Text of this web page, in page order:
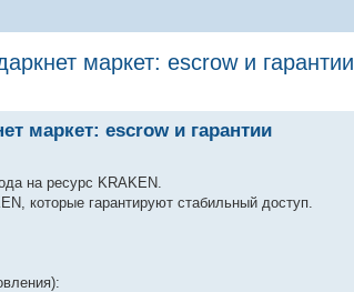
маркет: escrow и гарантии
маркет: escrow и гарантии
на ресурс KRAKEN.
которые гарантируют стабильный доступ.